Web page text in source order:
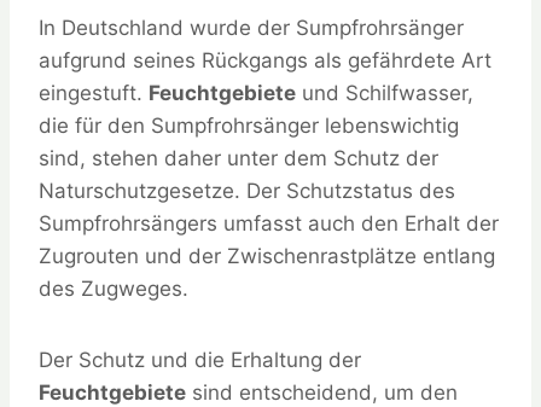
In Deutschland wurde der Sumpfrohrsänger
aufgrund seines Rückgangs als gefährdete Art
eingestuft. Feuchtgebiete und Schilfwasser,
die für den Sumpfrohrsänger lebenswichtig
sind, stehen daher unter dem Schutz der
Naturschutzgesetze. Der Schutzstatus des
Sumpfrohrsängers umfasst auch den Erhalt der
Zugrouten und der Zwischenrastplätze entlang
des Zugweges.
Der Schutz und die Erhaltung der
Feuchtgebiete sind entscheidend, um den